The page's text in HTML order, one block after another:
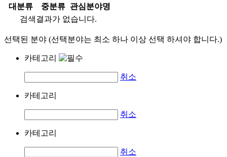
대분류
중분류
관심분야명
검색결과가 없습니다.
선택된 분야 (선택분야는 최소 하나 이상 선택 하셔야 합니다.)
카테고리
취소
카테고리
취소
카테고리
취소